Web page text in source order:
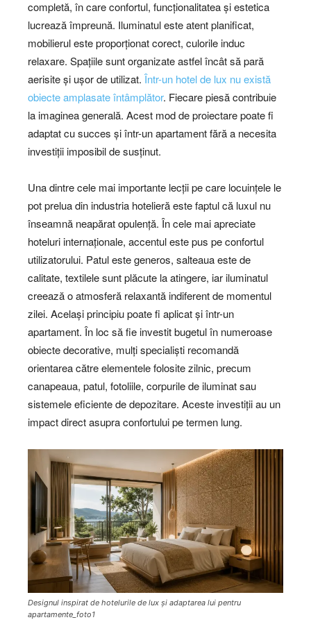
completă, în care confortul, funcționalitatea și estetica
lucrează împreună. Iluminatul este atent planificat,
mobilierul este proporționat corect, culorile induc
relaxare. Spațiile sunt organizate astfel încât să pară
aerisite și ușor de utilizat. Într-un hotel de lux nu există
obiecte amplasate întâmplător. Fiecare piesă contribuie
la imaginea generală. Acest mod de proiectare poate fi
adaptat cu succes și într-un apartament fără a necesita
investiții imposibil de susținut.
Una dintre cele mai importante lecții pe care locuințele le
pot prelua din industria hotelieră este faptul că luxul nu
înseamnă neapărat opulență. În cele mai apreciate
hoteluri internaționale, accentul este pus pe confortul
utilizatorului. Patul este generos, salteaua este de
calitate, textilele sunt plăcute la atingere, iar iluminatul
creează o atmosferă relaxantă indiferent de momentul
zilei. Același principiu poate fi aplicat și într-un
apartament. În loc să fie investit bugetul în numeroase
obiecte decorative, mulți specialiști recomandă
orientarea către elementele folosite zilnic, precum
canapeaua, patul, fotoliile, corpurile de iluminat sau
sistemele eficiente de depozitare. Aceste investiții au un
impact direct asupra confortului pe termen lung.
Designul inspirat de hotelurile de lux și adaptarea lui pentru
apartamente_foto1